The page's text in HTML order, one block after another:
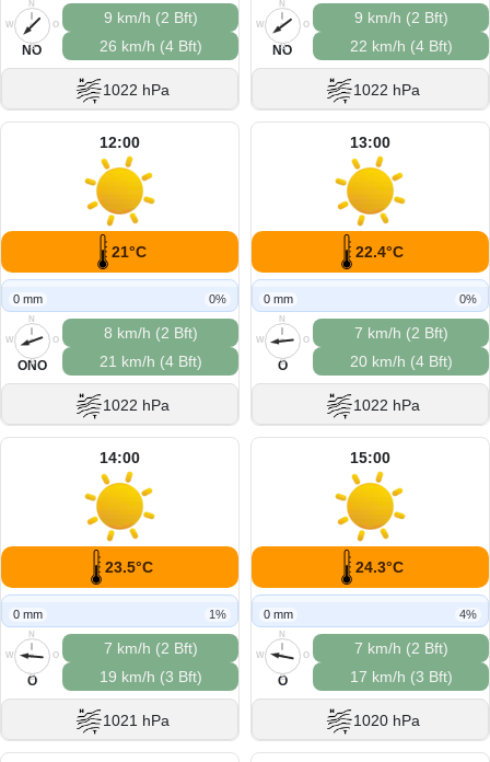
N
O
S
W
NO
9 km/h (2 Bft)
26 km/h (4 Bft)
1022 hPa
N
O
S
W
NO
9 km/h (2 Bft)
22 km/h (4 Bft)
1022 hPa
12:00
21°C
0 mm 0%
N
O
S
W
ONO
8 km/h (2 Bft)
21 km/h (4 Bft)
1022 hPa
13:00
22.4°C
0 mm 0%
N
O
S
W
O
7 km/h (2 Bft)
20 km/h (4 Bft)
1022 hPa
14:00
23.5°C
0 mm 1%
N
O
S
W
O
7 km/h (2 Bft)
19 km/h (3 Bft)
1021 hPa
15:00
24.3°C
0 mm 4%
N
O
S
W
O
7 km/h (2 Bft)
17 km/h (3 Bft)
1020 hPa